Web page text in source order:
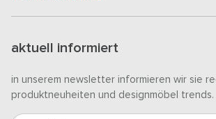
aktuell informiert
in unserem newsletter informieren wir sie
produktneuheiten und designmöbel trends.